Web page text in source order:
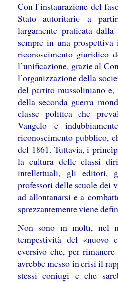
Con l’instaurazione del
Stato autoritario a
largamente praticata
sempre in una
riconoscimento giuridico
l’unificazione, grazie al
l’organizzazione della
del partito mussoliniano
della seconda guerra
classe politica che
Vangelo e
riconoscimento pubblico,
del 1861. Tuttavia, i
la cultura delle classi
intellettuali, gli editori,
professori delle scuole dei
ad allontanarsi e a
sprezzantemente viene
Non sono in molti, nel
tempestività del «nuovo
eversivo che, per
avrebbe messo in crisi il
stessi coniugi e che